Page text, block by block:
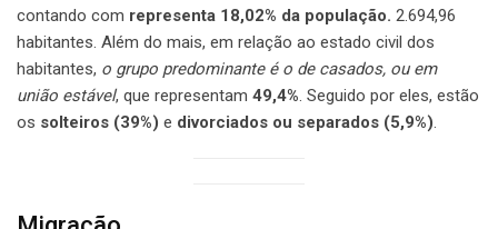
contando com representa 18,02% da população. 2.694,96
habitantes. Além do mais, em relação ao estado civil dos
habitantes, o grupo predominante é o de casados, ou em
união estável, que representam 49,4% . Seguido por eles, estão
os solteiros (39%) e divorciados ou separados (5,9%)